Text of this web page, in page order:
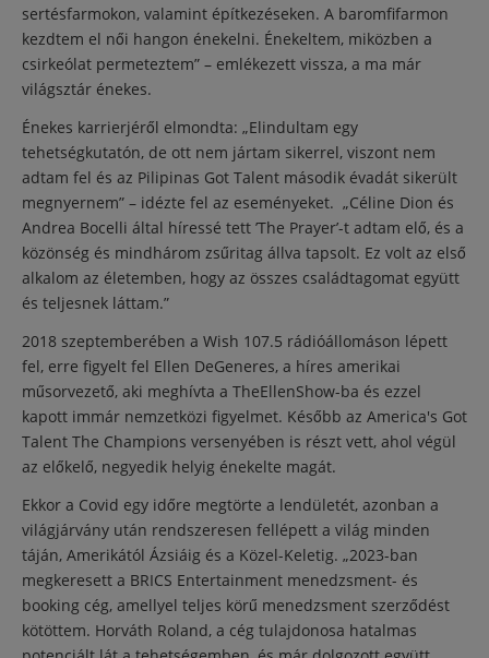
sertésfarmokon, valamint építkezéseken. A baromfifarmon
kezdtem el női hangon énekelni. Énekeltem, miközben a
csirkeólat permeteztem” – emlékezett vissza, a ma már
világsztár énekes.
Énekes karrierjéről elmondta: „Elindultam egy
tehetségkutatón, de ott nem jártam sikerrel, viszont nem
adtam fel és az Pilipinas Got Talent második évadát sikerült
megnyernem” – idézte fel az eseményeket. „Céline Dion és
Andrea Bocelli által híressé tett ’The Prayer’-t adtam elő, és a
közönség és mindhárom zsűritag állva tapsolt. Ez volt az első
alkalom az életemben, hogy az összes családtagomat együtt
és teljesnek láttam.”
2018 szeptemberében a Wish 107.5 rádióállomáson lépett
fel, erre figyelt fel Ellen DeGeneres, a híres amerikai
műsorvezető, aki meghívta a TheEllenShow-ba és ezzel
kapott immár nemzetközi figyelmet. Később az America's Got
Talent The Champions versenyében is részt vett, ahol végül
az előkelő, negyedik helyig énekelte magát.
Ekkor a Covid egy időre megtörte a lendületét, azonban a
világjárvány után rendszeresen fellépett a világ minden
táján, Amerikától Ázsiáig és a Közel-Keletig. „2023-ban
megkeresett a BRICS Entertainment menedzsment- és
booking cég, amellyel teljes körű menedzsment szerződést
kötöttem. Horváth Roland, a cég tulajdonosa hatalmas